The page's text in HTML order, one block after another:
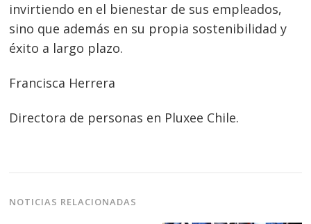
invirtiendo en el bienestar de sus empleados,
sino que además en su propia sostenibilidad y
éxito a largo plazo.
Francisca Herrera
Directora de personas en Pluxee Chile.
NOTICIAS RELACIONADAS